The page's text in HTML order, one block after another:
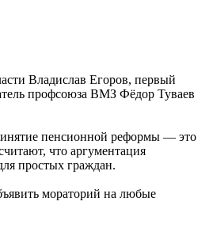
Владислав Егоров, первый
профсоюза ВМЗ Фёдор Туваев
пенсионной реформы — это
что аргументация
простых граждан.
мораторий на любые